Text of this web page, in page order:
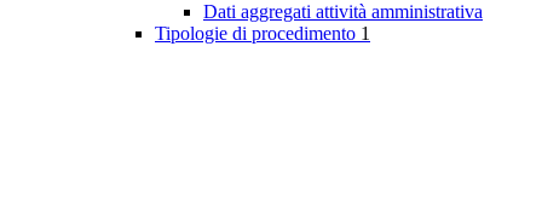
Dati aggregati attività amministrativa
Tipologie di procedimento 1